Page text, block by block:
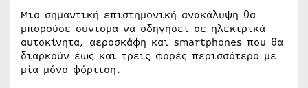
Μια σημαντική επιστημονική ανακάλυψη θα
μπορούσε σύντομα να οδηγήσει σε ηλεκτρικά
αυτοκίνητα, αεροσκάφη και smartphones που θα
διαρκούν έως και τρεις φορές περισσότερο με
μία μόνο φόρτιση.